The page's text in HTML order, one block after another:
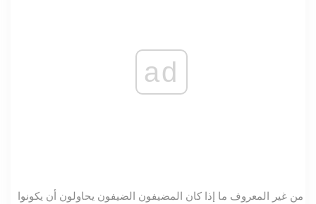
ad
من غير المعروف ما إذا كان المضيفون الضيفون يحاولون أن يكونوا